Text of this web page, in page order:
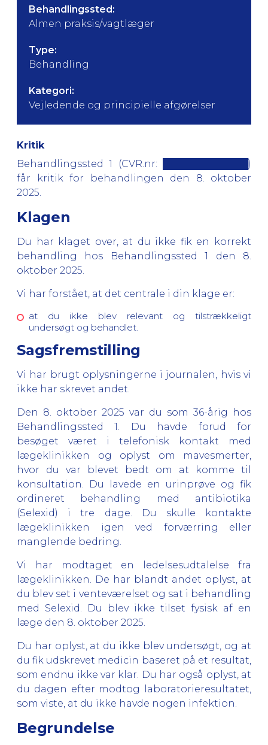
Behandlingssted:
Almen praksis/vagtlæger
Type:
Behandling
Kategori:
Vejledende og principielle afgørelser
Kritik
Behandlingssted 1 (CVR.nr: █████████████)
får kritik for behandlingen den 8. oktober
2025.
Klagen
Du har klaget over, at du ikke fik en korrekt
behandling hos Behandlingssted 1 den 8.
oktober 2025.
Vi har forstået, at det centrale i din klage er:
at du ikke blev relevant og tilstrækkeligt
undersøgt og behandlet.
Sagsfremstilling
Vi har brugt oplysningerne i journalen, hvis vi
ikke har skrevet andet.
Den 8. oktober 2025 var du som 36-årig hos
Behandlingssted 1. Du havde forud for
besøget været i telefonisk kontakt med
lægeklinikken og oplyst om mavesmerter,
hvor du var blevet bedt om at komme til
konsultation. Du lavede en urinprøve og fik
ordineret behandling med antibiotika
(Selexid) i tre dage. Du skulle kontakte
lægeklinikken igen ved forværring eller
manglende bedring.
Vi har modtaget en ledelsesudtalelse fra
lægeklinikken. De har blandt andet oplyst, at
du blev set i venteværelset og sat i behandling
med Selexid. Du blev ikke tilset fysisk af en
læge den 8. oktober 2025.
Du har oplyst, at du ikke blev undersøgt, og at
du fik udskrevet medicin baseret på et resultat,
som endnu ikke var klar. Du har også oplyst, at
du dagen efter modtog laboratorieresultatet,
som viste, at du ikke havde nogen infektion.
Begrundelse